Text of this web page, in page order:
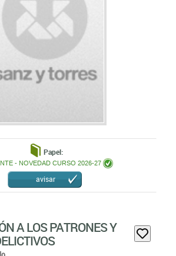
- NOVEDAD CURSO 2026-27
avisar
A LOS PATRONES Y